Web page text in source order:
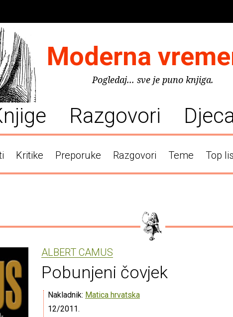
Moderna
Pogledaj... sve je puno knjiga.
Razgovori
Kritike Preporuke Razgovori Teme Top
ALBERT CAMUS
Pobunjeni čovjek
Nakladnik: Matica hrvatska
12/2011.